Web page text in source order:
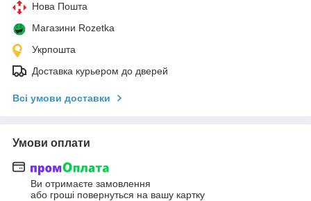
Нова Пошта
Магазини Rozetka
Укрпошта
Доставка курьером до дверей
Всі умови доставки
Умови оплати
Ви отримаєте замовлення
або гроші повернуться на вашу картку